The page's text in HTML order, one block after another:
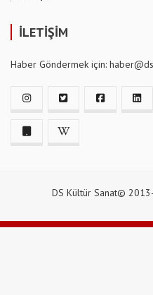
İLETİŞİM
Haber Göndermek için:
DS Kültür Sanat© 2013-